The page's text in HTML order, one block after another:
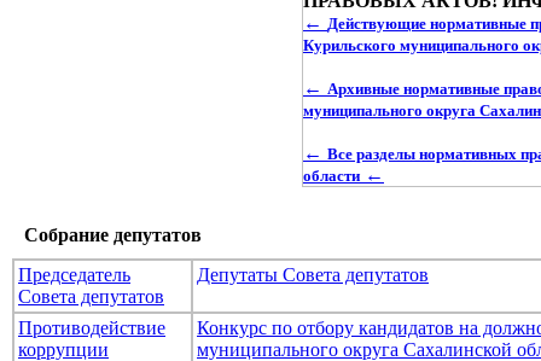
← Действующие нормативные
Курильского муниципального
← Архивные нормативные
муниципального округа
← Все разделы нормативных
области ←
Собрание депутатов
Председатель
Совета депутатов
Депутаты Совета депутатов
Противодействие
коррупции
Конкурс по отбору кандидатов на
муниципального округа Сахалинской